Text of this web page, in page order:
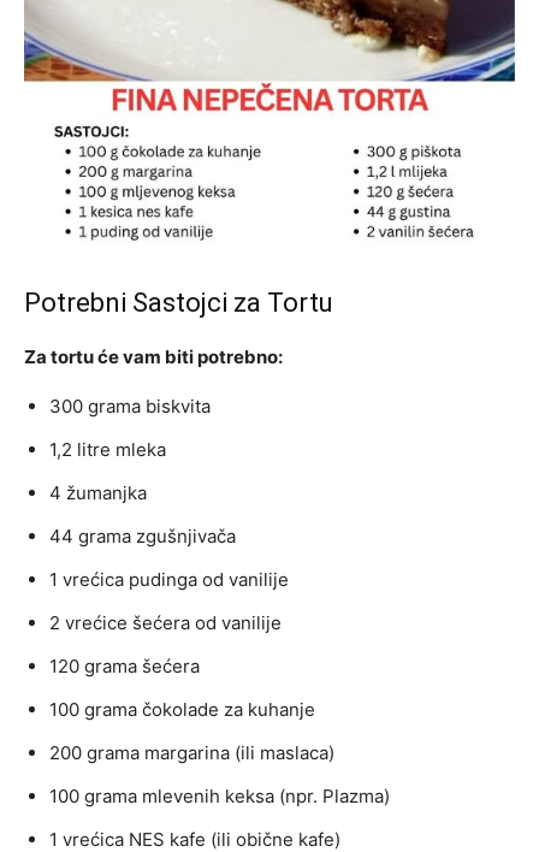
Potrebni Sastojci za Tortu
Za tortu će vam biti potrebno:
300 grama biskvita
1,2 litre mleka
4 žumanjka
44 grama zgušnjivača
1 vrećica pudinga od vanilije
2 vrećice šećera od vanilije
120 grama šećera
100 grama čokolade za kuhanje
200 grama margarina (ili maslaca)
100 grama mlevenih keksa (npr. Plazma)
1 vrećica NES kafe (ili obične kafe)